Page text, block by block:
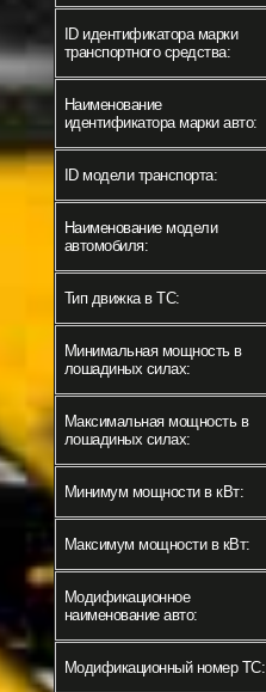
ID идентификатора марки
транспортного средства:
Наименование
идентификатора марки авто:
ID модели транспорта:
Наименование модели
автомобиля:
Тип движка в ТС:
Минимальная мощность в
лошадиных силах:
Максимальная мощность в
лошадиных силах:
Минимум мощности в кВт:
Максимум мощности в кВт:
Модификационное
наименование авто:
Модификационный номер ТС: